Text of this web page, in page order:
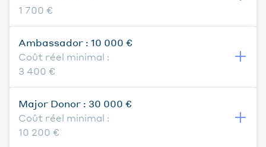
1 700 €
Ambassador : 10 000 €
Coût réel minimal :
3 400 €
Major Donor : 30 000 €
Coût réel minimal :
10 200 €